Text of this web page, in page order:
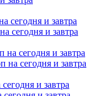
сегодня и завтра
сегодня и завтра
сегодня и завтра
сегодня и завтра
и завтра